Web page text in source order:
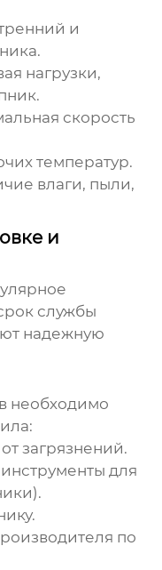
и
нагрузки,
скорость
температур.
влаги, пыли,
и
службы
надежную
необходимо
загрязнений.
для
по